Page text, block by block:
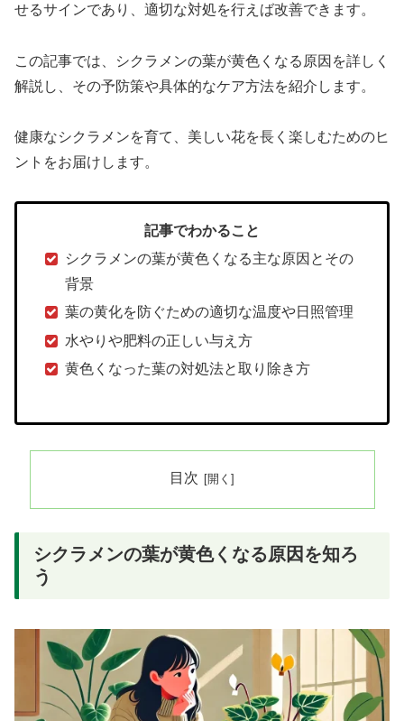
せるサインであり、適切な対処を行えば改善できます。
この記事では、シクラメンの葉が黄色くなる原因を詳しく
解説し、その予防策や具体的なケア方法を紹介します。
健康なシクラメンを育て、美しい花を長く楽しむためのヒ
ントをお届けします。
記事でわかること
シクラメンの葉が黄色くなる主な原因とその
背景
葉の黄化を防ぐための適切な温度や日照管理
水やりや肥料の正しい与え方
黄色くなった葉の対処法と取り除き方
目次
シクラメンの葉が黄色くなる原因を知ろ
う